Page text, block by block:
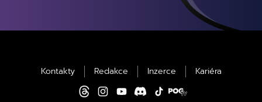
Kontakty Redakce Inzerce Kariéra